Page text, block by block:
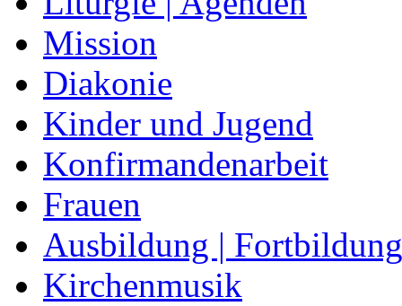
Mission
Diakonie
Kinder und Jugend
Konfirmandenarbeit
Frauen
Ausbildung | Fortbildung
Kirchenmusik